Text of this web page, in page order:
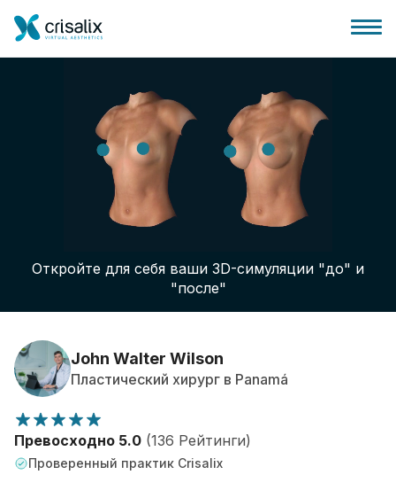
Главная хирурга
Бизнес Платформа
Планы
Откройте для себя ваши 3D-симуляции "до" и
"после"
John Walter Wilson
Пластический хирург в Panamá
Превосходно 5.0 (136 Рейтинги)
Проверенный практик Crisalix